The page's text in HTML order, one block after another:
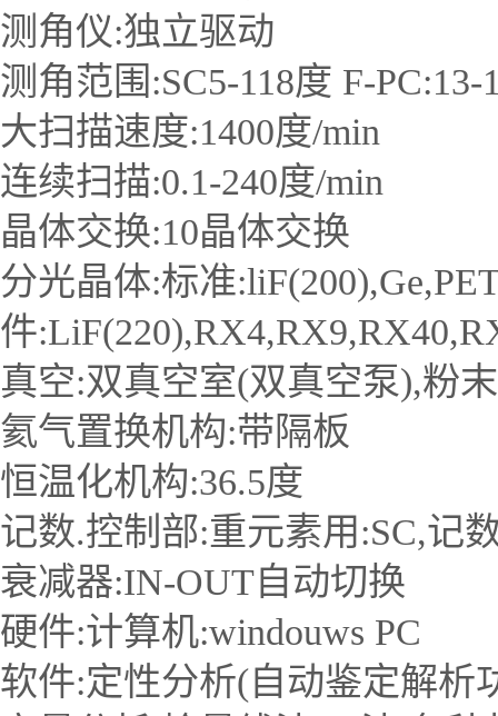
测角仪:独立驱动
测角范围:SC5-118度 F-
大扫描速度:1400度/min
连续扫描:0.1-240度/min
晶体交换:10晶体交换
分光晶体:标准
件
真空:双真空室(双真空泵),粉
氦气置换机构:带隔板
恒温化机构:36.5度
记数.控制部:重元素用:SC,记
衰减器:IN-OUT自动切换
硬件:计算机:windouws PC
软件:定性分析(自动鉴定解析